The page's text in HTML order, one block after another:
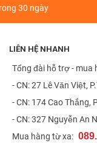
30 ngày
LIÊN HỆ NHANH
Tổng đài hỗ trợ - mua
- CN: 27 Lê Văn Việt,
- CN: 174 Cao Thắng,
- CN: 327 Nguyễn An
Mua hàng từ xa: